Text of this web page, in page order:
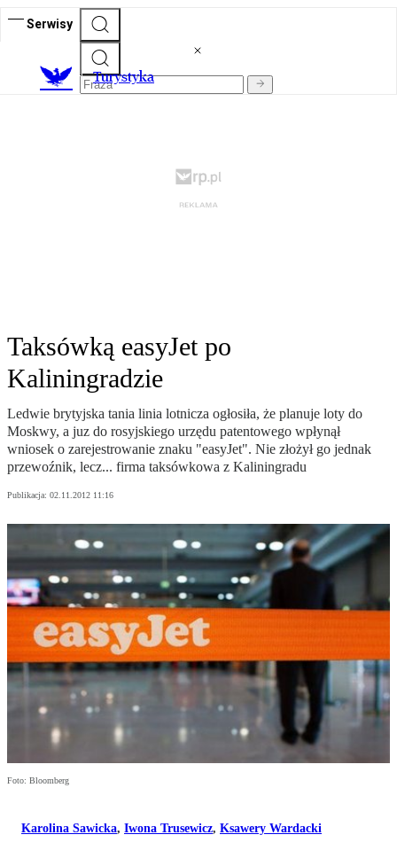
Serwisy
Turystyka
Taksówką easyJet po
Kaliningradzie
Ledwie brytyjska tania linia lotnicza ogłosiła, że planuje loty do
Moskwy, a juz do rosyjskiego urzędu patentowego wpłynął
wniosek o zarejestrowanie znaku "easyJet". Nie złożył go jednak
przewoźnik, lecz... firma taksówkowa z Kaliningradu
Publikacja: 02.11.2012 11:16
Foto: Bloomberg
Karolina Sawicka, Iwona Trusewicz, Ksawery Wardacki